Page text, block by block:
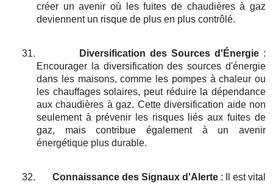
créer un avenir où les fuites de chaudières à gaz
deviennent un risque de plus en plus contrôlé.
31. Diversification des Sources d'Énergie:
Encourager la diversification des sources d'énergie
dans les maisons, comme les pompes à chaleur ou
les chauffages solaires, peut réduire la dépendance
aux chaudières à gaz. Cette diversification aide non
seulement à prévenir les risques liés aux fuites de
gaz, mais contribue également à un avenir
énergétique plus durable.
32. Connaissance des Signaux d'Alerte : Il est vital